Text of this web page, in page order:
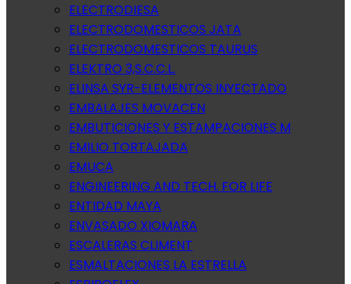
ELECTRODIESA
ELECTRODOMESTICOS JATA
ELECTRODOMESTICOS TAURUS
ELEKTRO 3,S.C.C.L.
ELINSA SYR-ELEMENTOS INYECTADO
EMBALAJES MOVACEN
EMBUTICIONES Y ESTAMPACIONES M
EMILIO TORTAJADA
EMUCA
ENGINEERING AND TECH. FOR LIFE
ENTIDAD MAYA
ENVASADO XIOMARA
ESCALERAS CLIMENT
ESMALTACIONES LA ESTRELLA